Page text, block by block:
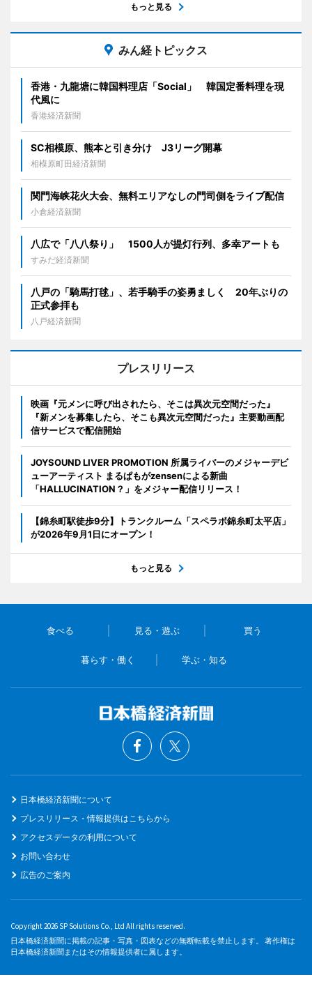
もっと見る
みん経トピックス
香港・九龍塘に韓国料理店「Social」 韓国定番料理を現
代風に
香港経済新聞
SC相模原、熊本と引き分け J3リーグ開幕
相模原町田経済新聞
関門海峡花火大会、無料エリアなしの門司側をライブ配信
小倉経済新聞
八広で「八八祭り」 1500人が提灯行列、多幸アートも
すみだ経済新聞
八戸の「騎馬打毬」、若手騎手の姿勇ましく 20年ぶりの
正式参拝も
八戸経済新聞
プレスリリース
映画『元メンに呼び出されたら、そこは異次元空間だった』
『新メンを募集したら、そこも異次元空間だった』主要動画配
信サービスで配信開始
JOYSOUND LIVER PROMOTION 所属ライバーのメジャーデビ
ューアーティスト まるぱもがzensenによる新曲
「HALLUCINATION？」をメジャー配信リリース！
【錦糸町駅徒歩9分】トランクルーム「スペラボ錦糸町太平店」
が2026年9月1日にオープン！
もっと見る
食べる 見る・遊ぶ 買う
暮らす・働く 学ぶ・知る
日本橋経済新聞について
プレスリリース・情報提供はこちらから
アクセスデータの利用について
お問い合わせ
広告のご案内
Copyright 2026 SP Solutions Co., Ltd All rights reserved.
日本橋経済新聞に掲載の記事・写真・図表などの無断転載を禁止します。 著作権は
日本橋経済新聞またはその情報提供者に属します。